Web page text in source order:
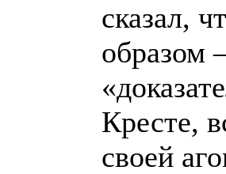
сказал,
образом
Кресте,
своей